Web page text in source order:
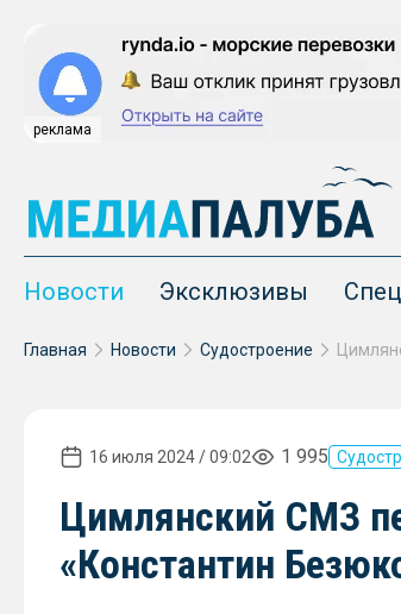
реклама
Новости Эксклюзивы
Главная Новости Судостроение
16 июля 2024 / 09:02 1 995
Цимлянский СМЗ
«Константин